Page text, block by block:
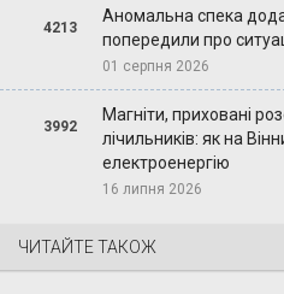
4213
Аномальна спека
попередили про
01 серпня 2026
3992
Магніти, приховані
лічильників: як на
електроенергію
16 липня 2026
ЧИТАЙТЕ ТАКОЖ